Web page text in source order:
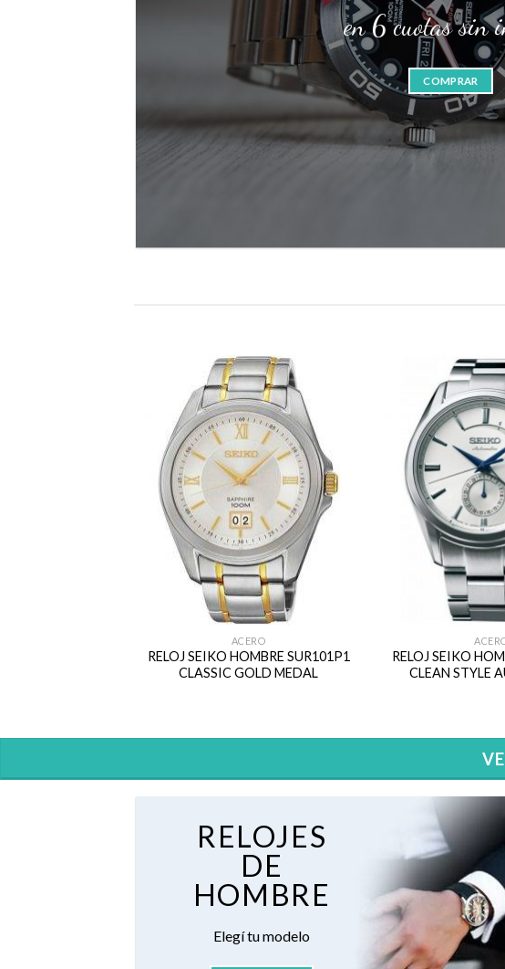
en 6 cuotas sin
COMPRAR
ACERO
RELOJ SEIKO HOMBRE SUR101P1
CLASSIC GOLD MEDAL
RELOJ SEIKO
CLEAN STYLE
RELOJES
DE
HOMBRE
Elegí tu modelo